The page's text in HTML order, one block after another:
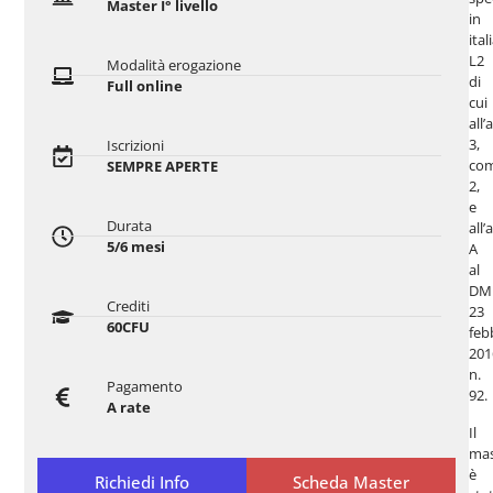
Master I° livello
Modalità erogazione
Full online
Iscrizioni
SEMPRE APERTE
Durata
5/6 mesi
Crediti
60CFU
Pagamento
A rate
Richiedi Info Scheda Master
in
L2
di
cui
3,
2,
e
A
al
DM
23
n.
92.
Il
è